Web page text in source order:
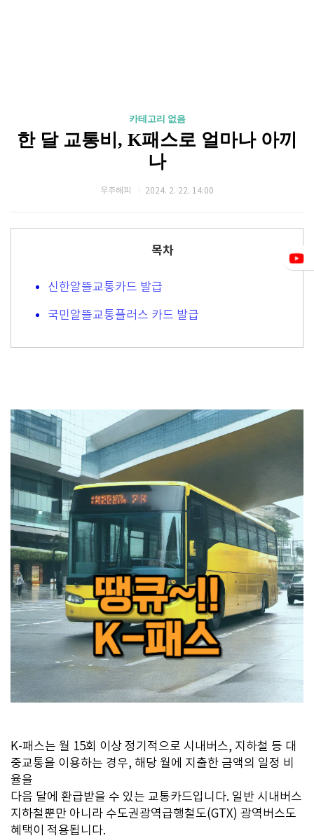
카테고리 없음
한 달 교통비, K패스로 얼마나 아끼
나
우주해피 2024. 2. 22. 14:00
목차
신한알뜰교통카드 발급
국민알뜰교통플러스 카드 발급
K-패스는 월 15회 이상 정기적으로 시내버스, 지하철 등 대
중교통을 이용하는 경우, 해당 월에 지출한 금액의 일정 비
율을
다음 달에 환급받을 수 있는 교통카드입니다. 일반 시내버스
지하철뿐만 아니라 수도권광역급행철도(GTX) 광역버스도
혜택이 적용됩니다.